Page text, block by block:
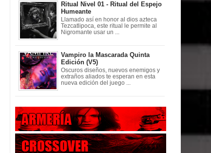
Ritual Nivel 01 - Ritual del Espejo
Humeante
Llamado así en honor al dios azteca
Tezcatlipoca, este ritual le permite al
Nigromante usar un ...
Vampiro la Mascarada Quinta
Edición (V5)
Oscuros diseños, nuevos enemigos y
extraños aliados te esperan en esta
nueva edición del juego ...